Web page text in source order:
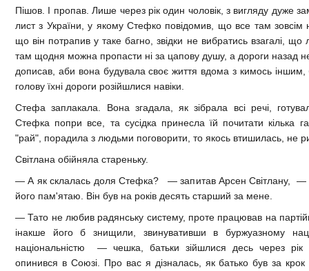
Пішов. І пропав. Лише через рік один чоловік, з вигляду дуже
лист з України, у якому Стефко повідомив, що все там зовсім
що він потрапив у таке багно, звідки не вибратись взагалі,
там щодня можна пропасти ні за цапову душу, а дороги назад
дописав, аби вона будувала своє життя вдома з кимось іншим,
голову їхні дороги розійшлися навіки.
Стефа заплакала. Вона згадала, як зібрала всі речі,
Стефка попри все, та сусідка принесла їй почитати кілька
"рай", порадила з людьми поговорити, то якось втишилась, не
Світлана обійняла стареньку.
— А як склалась доля Стефка? — запитав Арсен Світлану, —
його пам'ятаю. Він був на років десять старший за мене.
— Тато не любив радянську систему, проте працював на
інакше його б знищили, звинувативши в буржуазному
національністю — чешка, батьки зійшлися десь через рік
опинився в Союзі. Про вас я дізналась, як батько був за крок